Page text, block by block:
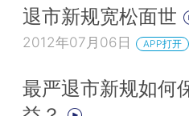
退市新规宽松面世
2012年07月06日 APP打开
最严退市新规如何